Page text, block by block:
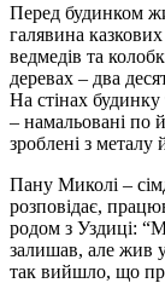
Перед будинком
галявина
ведмедів та
деревах – два
На стінах будинку
– намальовані по
зроблені з
Пану Миколі –
розповідає,
родом з Уздиці:
залишав, але жив
так вийшло, що